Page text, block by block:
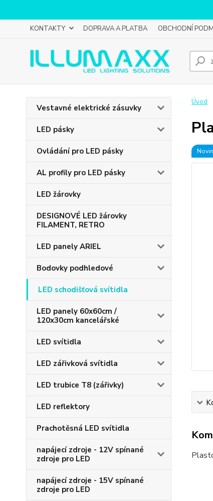
KONTAKTY DOPRAVA A PLATBA OBCHODNÍ
Vestavné elektrické zásuvky
LED pásky
Ovládání pro LED pásky
AL profily pro LED pásky
LED žárovky
DESIGNOVÉ LED žárovky
FILAMENT, RETRO
LED panely ARIEL
Bodovky podhledové
LED schodišťová svítidla
LED panely 60x60cm /
120x30cm kancelářské
LED svítidla
LED zářivková svítidla
LED trubice T8 (zářivky)
LED reflektory
Prachotěsná LED svítidla
napájecí zdroje - 12V spínané
zdroje pro LED
napájecí zdroje - 15V spínané
zdroje pro LED
Úvod